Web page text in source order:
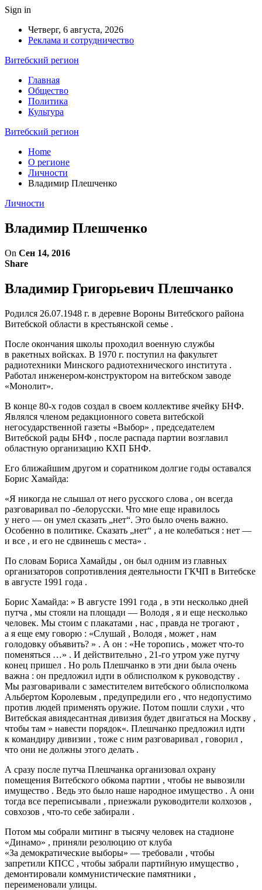
Sign in
Четверг, 6 августа, 2026
Реклама и сотрудничество
Витебский регион
Главная
Общество
Политика
Культура
Витебский регион
Home
О регионе
Личности
Владимир Плешченко
Личности
Владимир Плешченко
On Сен 14, 2016
Share
Владимир Григорьевич Плешчанко
Родился 26.07.1948 г. в деревне Вороны Витебского района
Витебской области в крестьянской семье .
После окончания школы проходил военную службы
в ракетных войсках. В 1970 г. поступил на факультет
радиотехники Минского радиотехнического института .
Работал инженером-конструктором на витебском заводе
«Монолит».
В конце 80-х годов создал в своем коллективе ячейку БНФ.
Являлся членом редакционного совета витебской
негосударственной газеты «Выбор» , председателем
Витебской рады БНФ , после распада партии возглавил
областную организацию КХП БНФ.
Его ближайшим другом и соратником долгие годы оставался
Борис Хамайда:
«Я никогда не слышал от него русского слова , он всегда
разговаривал по -белорусски. Что мне еще ​​нравилось
у него — он умел сказать „нет“. Это было очень важно.
Особенно в политике. Сказать „нет“ , а не колебаться : нет —
и все , и его не сдвинешь с места» .
По словам Бориса Хамайды , он был одним из главных
организаторов сопротивления деятельности ГКЧП в Витебске
в августе 1991 года .
Борис Хамайда: » В августе 1991 года , в эти несколько дней
путча , мы стояли на площади — Володя , я и еще несколько
человек. Мы стоим с плакатами , нас , правда не трогают ,
а я еще ему говорю : «Слушай , Володя , может , нам
голодовку объявить? » . А он : «Не торопись , может что-то
поменяться …» . И действительно , 21-го утром уже путчу
конец пришел . Но роль Плешчанко в эти дни была очень
важна : он предложил идти в облисполком к руководству .
Мы разговаривали с заместителем витебского облисполкома
Альбертом Королевым , предупредили его , что недопустимо
против людей применять оружие. Потом пошли слухи , что
Витебская авиядесантная дивизия будет двигаться на Москву ,
чтобы там » навести порядок«. Плешчанко предложил идти
к командиру дивизии , тоже с ним разговаривал , говорил ,
что они не должны этого делать .
А сразу после путча Плешчанка организовал охрану
помещения Витебского обкома партии , чтобы не вывозили
имущество . Ведь это было наше народное имущество . А они
тогда все переписывали , приезжали руководители колхозов ,
совхозов , что-то себе забирали .
Потом мы собрали митинг в тысячу человек на стадионе
«Динамо» , приняли резолюцию от клуба
«За демократические выборы» — требовали , чтобы
запретили КПСС , чтобы забрали партийную имущество ,
демонтировали коммунистические памятники ,
переименовали улицы.